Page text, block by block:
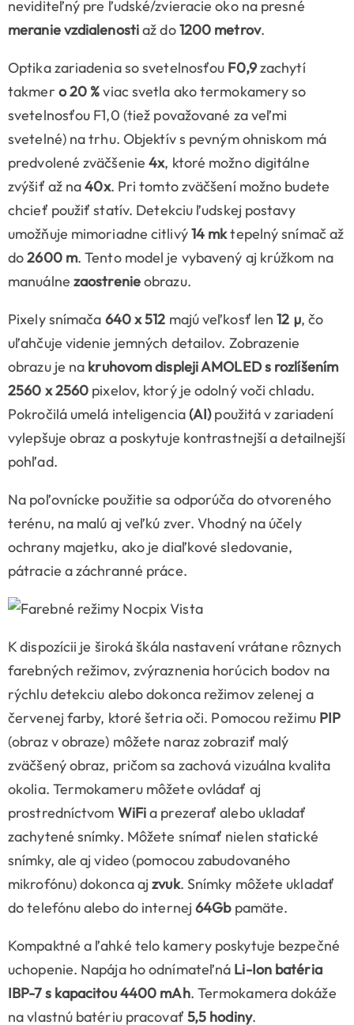
neviditeľný pre ľudské/zvieracie oko na presné
meranie vzdialenostiaž do1200 metrov.
Optika zariadenia so svetelnosťou F0,9zachytí
takmer o 20 %viac svetla ako termokamery so
svetelnosťou F1,0 (tiež považované za veľmi
svetelné) na trhu. Objektív s pevným ohniskom má
predvolené zväčšenie4x, ktoré možno digitálne
zvýšiť až na40x. Pri tomto zväčšení možno budete
chcieť použiť statív. Detekciu ľudskej postavy
umožňuje mimoriadne citlivý14 mktepelný snímač až
do2600 m. Tento model je vybavený aj krúžkom na
manuálne zaostrenieobrazu.
Pixely snímača 640 x 512 majú veľkosť len12 µ, čo
uľahčuje videnie jemných detailov. Zobrazenie
obrazu je na kruhovom displejiAMOLEDs rozlíšením
2560 x 2560 pixelov, ktorý je odolný voči chladu.
Pokročilá umelá inteligencia(AI)použitá v zariadení
vylepšuje obraz a poskytuje kontrastnejší a detailnejší
pohľad.
Na poľovnícke použitie sa odporúča do otvoreného
terénu, na malú aj veľkú zver. Vhodný na účely
ochrany majetku, ako je diaľkové sledovanie,
pátracie a záchranné práce.
K dispozícii je široká škála nastavení vrátane rôznych
farebných režimov, zvýraznenia horúcich bodov na
rýchlu detekciu alebo dokonca režimov zelenej a
červenej farby, ktoré šetria oči. Pomocou režimu PIP
(obraz v obraze) môžete naraz zobraziť malý
zväčšený obraz, pričom sa zachová vizuálna kvalita
okolia. Termokameru môžete ovládať aj
prostredníctvom WiFia prezerať alebo ukladať
zachytené snímky. Môžete snímať nielen statické
snímky, ale aj video (pomocou zabudovaného
mikrofónu) dokonca ajzvuk. Snímky môžete ukladať
do telefónu alebo do internej64Gb pamäte.
Kompaktné a ľahké telo kamery poskytuje bezpečné
uchopenie. Napája ho odnímateľná Li-Ion batéria
IBP-7 s kapacitou 4400 mAh. Termokamera dokáže
na vlastnú batériu pracovať 5,5 hodiny.